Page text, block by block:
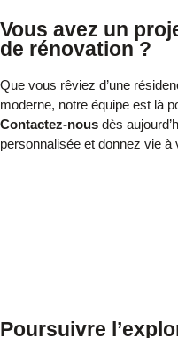
Vous avez un
de rénovation ?
Que vous rêviez d’une
moderne, notre équipe est là
Contactez-nous dès
personnalisée et donnez vie
Poursuivre